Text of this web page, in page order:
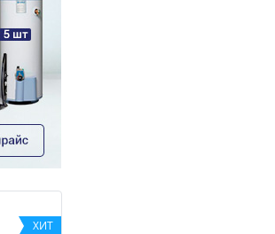
ХИТ